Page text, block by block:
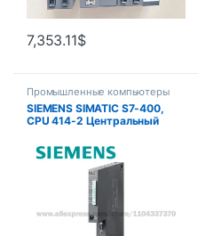
7,353.11$
Промышленные компьютеры
SIEMENS SIMATIC S7-400,
CPU 414-2 Центральный
2XL07-0AB0 6ES7414-
3EM07-0AB0